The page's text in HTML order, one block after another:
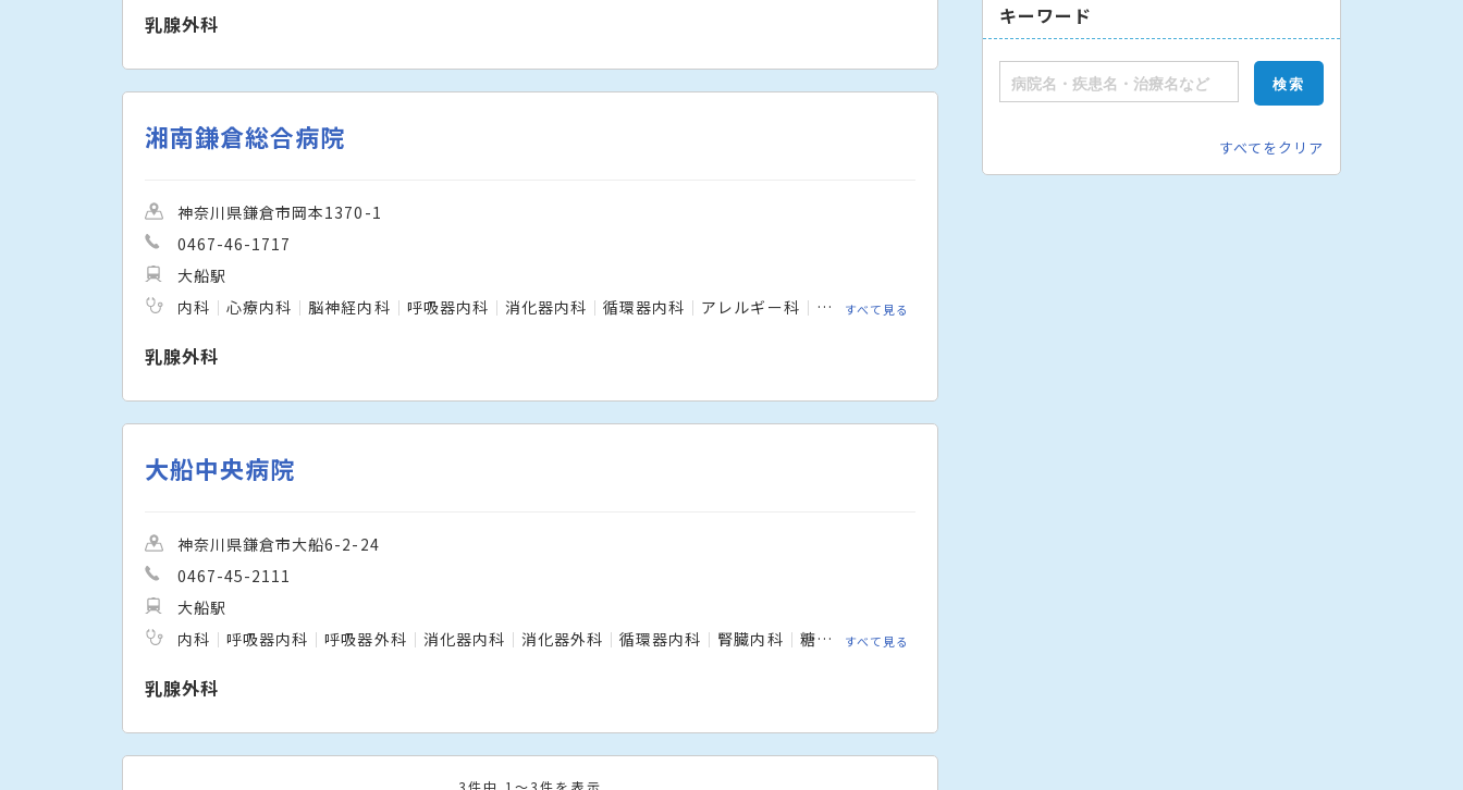
乳腺外科
湘南鎌倉総合病院
神奈川県鎌倉市岡本1370-1
0467-46-1717
大船駅
内科
心療内科 脳神経内科 呼吸器内科 消化器内科 循環器内科 アレルギー科 リウマチ科
すべて見る
乳腺外科
大船中央病院
神奈川県鎌倉市大船6-2-24
0467-45-2111
大船駅
内科
呼吸器内科 呼吸器外科 消化器内科 消化器外科 循環器内科 腎臓内科 糖尿病内科 内分泌内科
すべて見る
乳腺外科
3件中 1～3件を表示
キーワード
すべてをクリア